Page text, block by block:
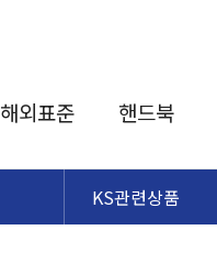
해외표준 핸드북
KS관련상품